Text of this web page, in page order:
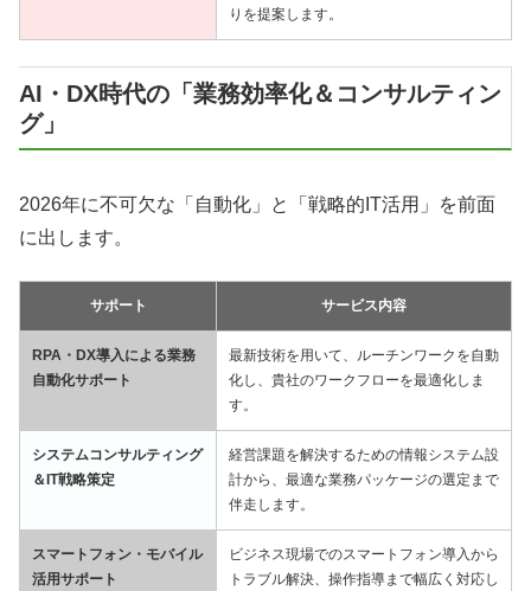
りを提案します。
AI・DX時代の「業務効率化＆コンサルティン
グ」
2026年に不可欠な「自動化」と「戦略的IT活用」を前面
に出します。
サポート サービス内容
RPA・DX導入による業務
自動化サポート
最新技術を用いて、ルーチンワークを自動
化し、貴社のワークフローを最適化しま
す。
システムコンサルティング
＆IT戦略策定
経営課題を解決するための情報システム設
計から、最適な業務パッケージの選定まで
伴走します。
スマートフォン・モバイル
活用サポート
ビジネス現場でのスマートフォン導入から
トラブル解決、操作指導まで幅広く対応し